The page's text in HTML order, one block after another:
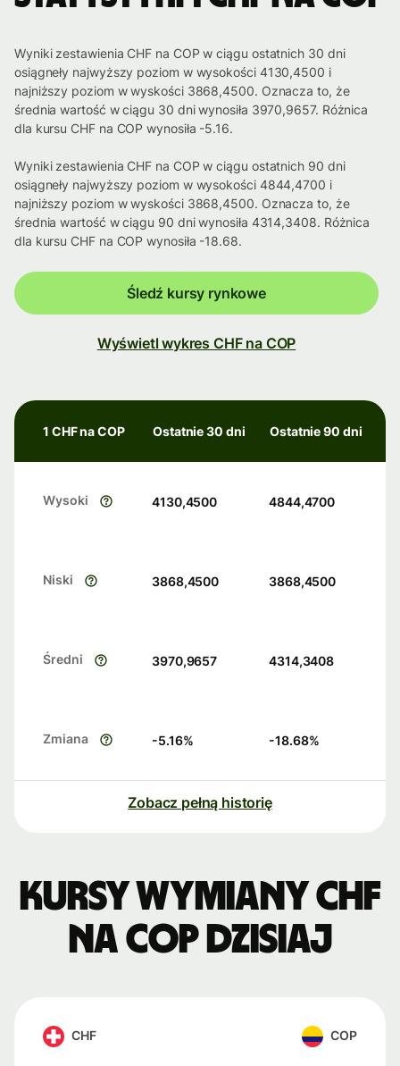
Wyniki zestawienia CHF na COP w ciągu ostatnich 30 dni
osiągneły najwyższy poziom w wysokości 4130,4500 i
najniższy poziom w wyskości 3868,4500. Oznacza to, że
średnia wartość w ciągu 30 dni wynosiła 3970,9657. Różnica
dla kursu CHF na COP wynosiła -5.16.
Wyniki zestawienia CHF na COP w ciągu ostatnich 90 dni
osiągneły najwyższy poziom w wysokości 4844,4700 i
najniższy poziom w wyskości 3868,4500. Oznacza to, że
średnia wartość w ciągu 90 dni wynosiła 4314,3408. Różnica
dla kursu CHF na COP wynosiła -18.68.
Śledź kursy rynkowe
Wyświetl wykres CHF na COP
1 CHF na COP Ostatnie 30 dni Ostatnie 90 dni
Wysoki 4130,4500 4844,4700
Niski 3868,4500 3868,4500
Średni 3970,9657 4314,3408
Zmiana -5.16% -18.68%
Zobacz pełną historię
Kursy wymiany CHF
na COP dzisiaj
CHF COP